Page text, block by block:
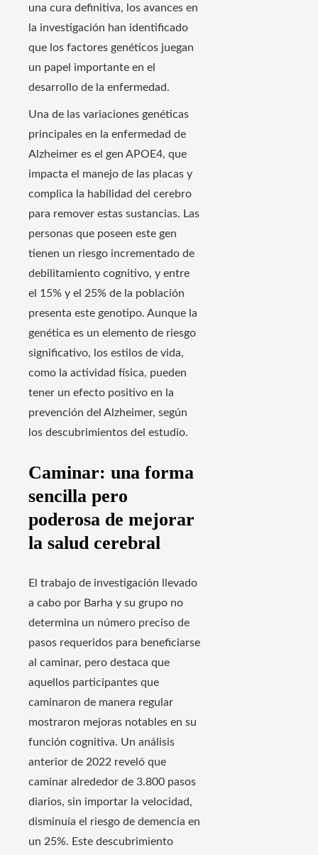
una cura definitiva, los avances en
la investigación han identificado
que los factores genéticos juegan
un papel importante en el
desarrollo de la enfermedad.
Una de las variaciones genéticas
principales en la enfermedad de
Alzheimer es el gen APOE4, que
impacta el manejo de las placas y
complica la habilidad del cerebro
para remover estas sustancias. Las
personas que poseen este gen
tienen un riesgo incrementado de
debilitamiento cognitivo, y entre
el 15% y el 25% de la población
presenta este genotipo. Aunque la
genética es un elemento de riesgo
significativo, los estilos de vida,
como la actividad física, pueden
tener un efecto positivo en la
prevención del Alzheimer, según
los descubrimientos del estudio.
Caminar: una forma
sencilla pero
poderosa de mejorar
la salud cerebral
El trabajo de investigación llevado
a cabo por Barha y su grupo no
determina un número preciso de
pasos requeridos para beneficiarse
al caminar, pero destaca que
aquellos participantes que
caminaron de manera regular
mostraron mejoras notables en su
función cognitiva. Un análisis
anterior de 2022 reveló que
caminar alrededor de 3.800 pasos
diarios, sin importar la velocidad,
disminuía el riesgo de demencia en
un 25%. Este descubrimiento